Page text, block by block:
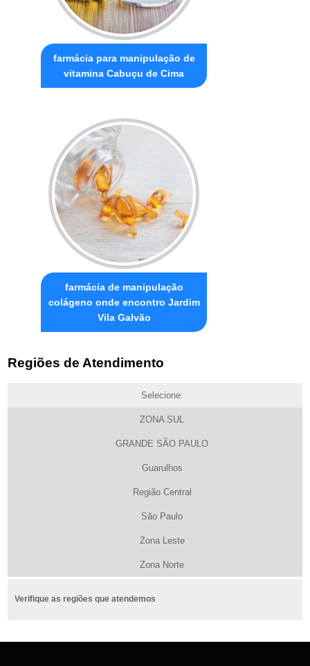
farmácia para manipulação de
vitamina Cabuçu de Cima
farmácia de manipulação
colágeno onde encontro Jardim
Vila Galvão
Regiões de Atendimento
Selecione:
ZONA SUL
GRANDE SÃO PAULO
Guarulhos
Região Central
São Paulo
Zona Leste
Zona Norte
Verifique as regiões que atendemos